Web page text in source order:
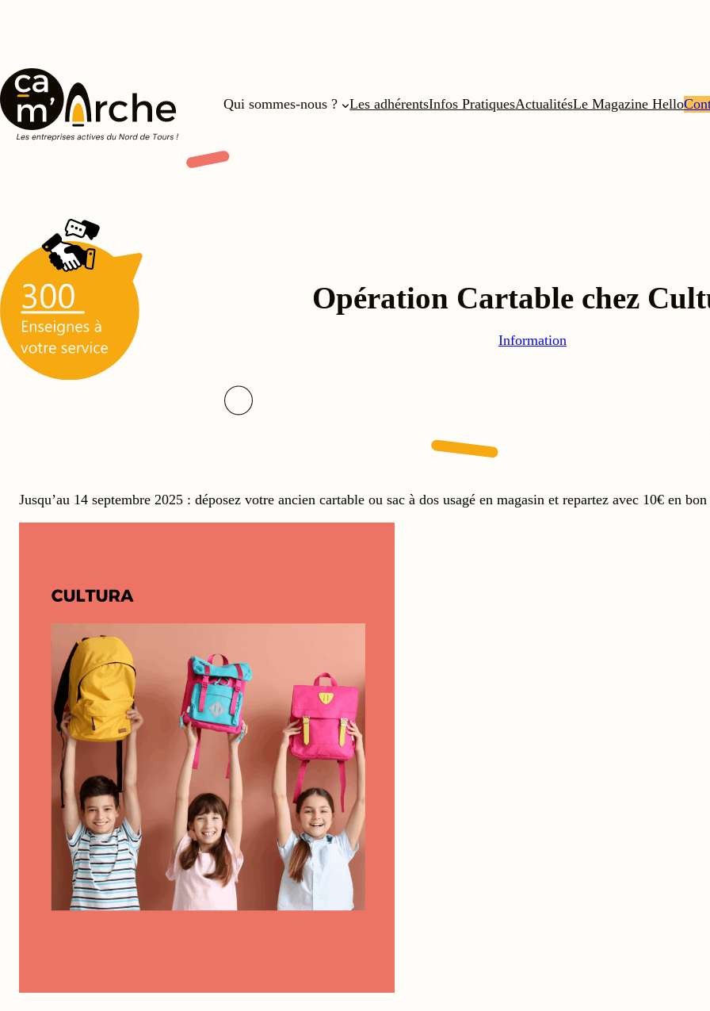
Qui sommes-nous ? Les adhérentsInfos PratiquesActualitésLe Magazine Hello
Opération Cartable chez
Information
Jusqu’au 14 septembre 2025 : déposez votre ancien cartable ou sac à dos usagé en magasin et repartez avec 10€ en bon